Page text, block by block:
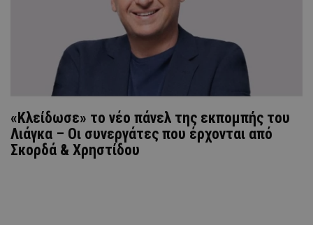
«Κλείδωσε» το νέο πάνελ της εκπομπής του
Λιάγκα – Οι συνεργάτες που έρχονται από
Σκορδά & Χρηστίδου